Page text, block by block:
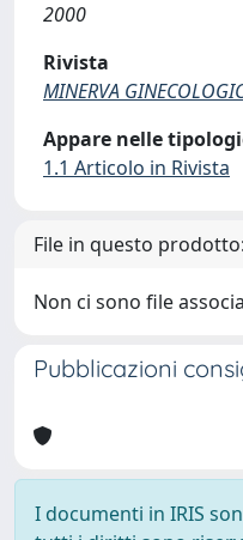
2000
Rivista
MINERVA
Appare nelle
1.1 Articolo in Rivista
File in questo prodotto:
Non ci sono file
Pubblicazioni
I documenti in IRIS